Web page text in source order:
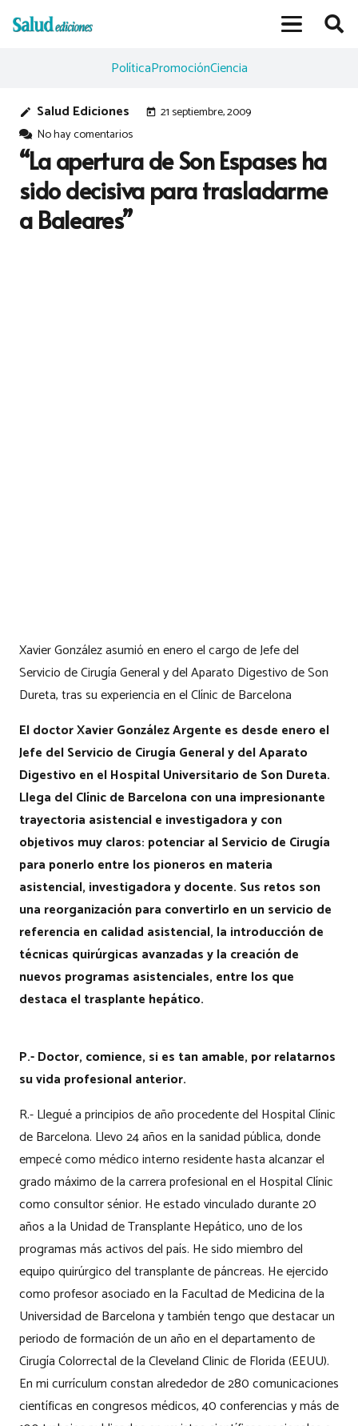
PolíticaPromociónCiencia
edit Salud Ediciones today 21 septiembre, 2009
No hay comentarios
“La apertura de Son Espases ha
sido decisiva para trasladarme
a Baleares”
Xavier González asumió en enero el cargo de Jefe del
Servicio de Cirugía General y del Aparato Digestivo de Son
Dureta, tras su experiencia en el Clínic de Barcelona
El doctor Xavier González Argente es desde enero el
Jefe del Servicio de Cirugía General y del Aparato
Digestivo en el Hospital Universitario de Son Dureta.
Llega del Clínic de Barcelona con una impresionante
trayectoria asistencial e investigadora y con
objetivos muy claros: potenciar al Servicio de Cirugía
para ponerlo entre los pioneros en materia
asistencial, investigadora y docente. Sus retos son
una reorganización para convertirlo en un servicio de
referencia en calidad asistencial, la introducción de
técnicas quirúrgicas avanzadas y la creación de
nuevos programas asistenciales, entre los que
destaca el trasplante hepático.
P.- Doctor, comience, si es tan amable, por relatarnos
su vida profesional anterior.
R.- Llegué a principios de año procedente del Hospital Clínic
de Barcelona. Llevo 24 años en la sanidad pública, donde
empecé como médico interno residente hasta alcanzar el
grado máximo de la carrera profesional en el Hospital Clínic
como consultor sénior. He estado vinculado durante 20
años a la Unidad de Transplante Hepático, uno de los
programas más activos del país. He sido miembro del
equipo quirúrgico del transplante de páncreas. He ejercido
como profesor asociado en la Facultad de Medicina de la
Universidad de Barcelona y también tengo que destacar un
periodo de formación de un año en el departamento de
Cirugía Colorrectal de la Cleveland Clinic de Florida (EEUU).
En mi currículum constan alrededor de 280 comunicaciones
científicas en congresos médicos, 40 conferencias y más de